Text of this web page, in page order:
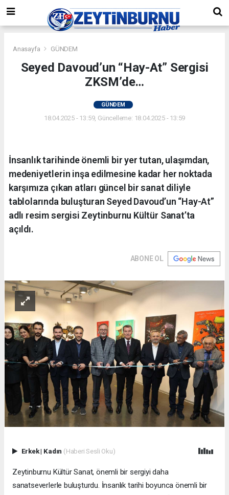
Anasayfa GÜNDEM
Seyed Davoud’un “Hay-At” Sergisi
ZKSM’de…
GÜNDEM
18.04.2025 - 13:59, Güncelleme: 18.04.2025 - 13:59
İnsanlık tarihinde önemli bir yer tutan, ulaşımdan,
medeniyetlerin inşa edilmesine kadar her noktada
karşımıza çıkan atları güncel bir sanat diliyle
tablolarında buluşturan Seyed Davoud’un “Hay-At”
adlı resim sergisi Zeytinburnu Kültür Sanat’ta
açıldı.
ABONE OL
Erkek| Kadın (Haberi Sesli Oku)
Zeytinburnu Kültür Sanat, önemli bir sergiyi daha
sanatseverlerle buluşturdu. İnsanlık tarihi boyunca önemli bir